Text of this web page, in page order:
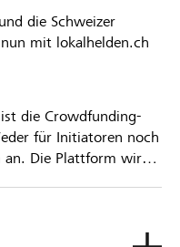
die Schweizer
mit lokalhelden.ch
die Crowdfunding-
für Initiatoren noch
an. Die Plattform wird